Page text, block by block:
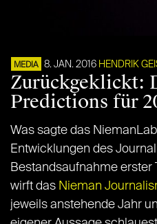
MEDIA 8. JAN. 2016 HENDRIK
Zurückgeklickt:
Predictions für
Was sagte das
Entwicklungen des
Bestandsaufnahme erster
wirft das Nieman
jeweils anstehende Jahr